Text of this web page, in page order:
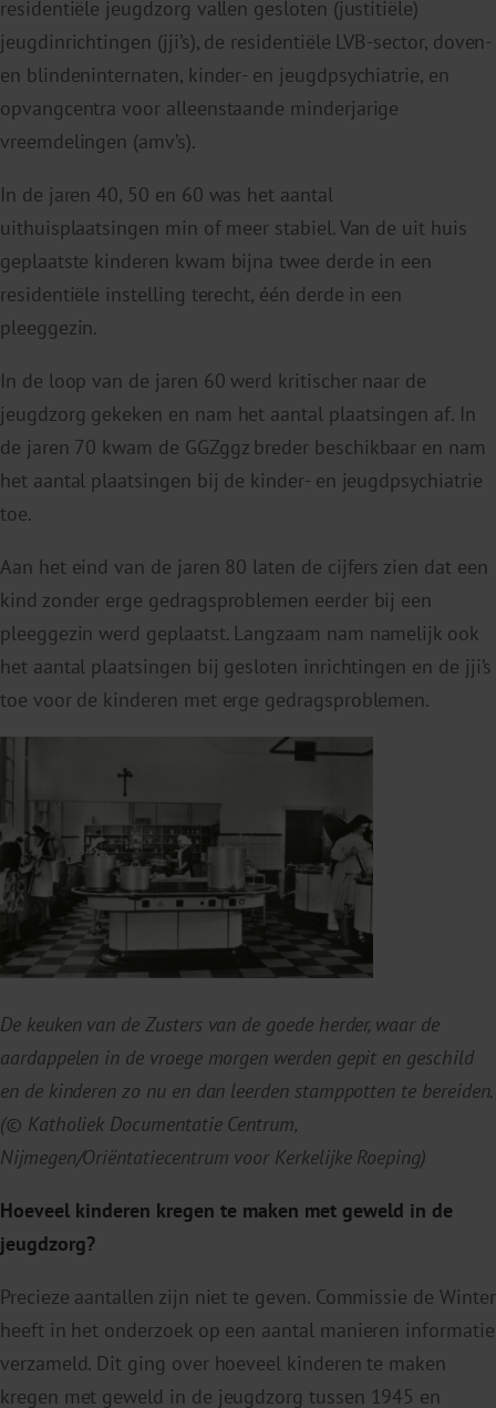
residentiële jeugdzorg vallen gesloten (justitiële)
jeugdinrichtingen (jji’s), de residentiële LVB-sector, doven-
en blindeninternaten, kinder- en jeugdpsychiatrie, en
opvangcentra voor alleenstaande minderjarige
vreemdelingen (amv’s).
In de jaren 40, 50 en 60 was het aantal
uithuisplaatsingen min of meer stabiel. Van de uit huis
geplaatste kinderen kwam bijna twee derde in een
residentiële instelling terecht, één derde in een
pleeggezin.
In de loop van de jaren 60 werd kritischer naar de
jeugdzorg gekeken en nam het aantal plaatsingen af. In
de jaren 70 kwam de GGZggz breder beschikbaar en nam
het aantal plaatsingen bij de kinder- en jeugdpsychiatrie
toe.
Aan het eind van de jaren 80 laten de cijfers zien dat een
kind zonder erge gedragsproblemen eerder bij een
pleeggezin werd geplaatst. Langzaam nam namelijk ook
het aantal plaatsingen bij gesloten inrichtingen en de jji’s
toe voor de kinderen met erge gedragsproblemen.
De keuken van de Zusters van de goede herder, waar de
aardappelen in de vroege morgen werden gepit en geschild
en de kinderen zo nu en dan leerden stamppotten te bereiden.
(© Katholiek Documentatie Centrum,
Nijmegen/Oriëntatiecentrum voor Kerkelijke Roeping)
Hoeveel kinderen kregen te maken met geweld in de
jeugdzorg?
Precieze aantallen zijn niet te geven. Commissie de Winter
heeft in het onderzoek op een aantal manieren informatie
verzameld. Dit ging over hoeveel kinderen te maken
kregen met geweld in de jeugdzorg tussen 1945 en